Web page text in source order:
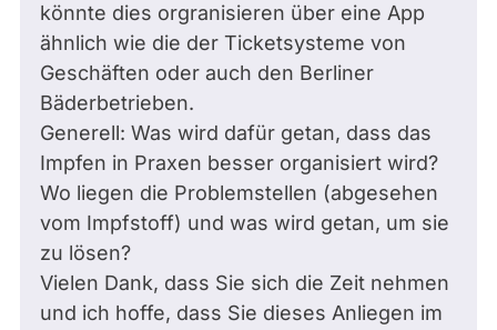
könnte dies orgranisieren über eine App
ähnlich wie die der Ticketsysteme von
Geschäften oder auch den Berliner
Bäderbetrieben.
Generell: Was wird dafür getan, dass das
Impfen in Praxen besser organisiert wird?
Wo liegen die Problemstellen (abgesehen
vom Impfstoff) und was wird getan, um sie
zu lösen?
Vielen Dank, dass Sie sich die Zeit nehmen
und ich hoffe, dass Sie dieses Anliegen im